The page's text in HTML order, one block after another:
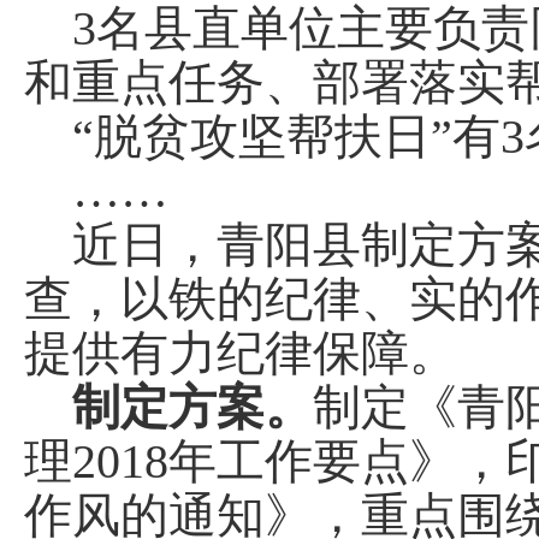
3名县直单位主要负
和重点任务、部署落实
“脱贫攻坚帮扶日”有
……
近日，青阳县制定方
查，以铁的纪律、实的
提供有力纪律保障。
制定方案。 制定《青
理2018年工作要点》，
作风的通知》，重点围